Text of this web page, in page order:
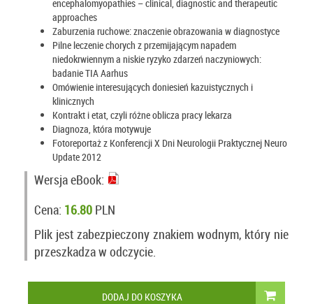
encephalomyopathies – clinical, diagnostic and therapeutic
approaches
Zaburzenia ruchowe: znaczenie obrazowania w diagnostyce
Pilne leczenie chorych z przemijającym napadem
niedokrwiennym a niskie ryzyko zdarzeń naczyniowych:
badanie TIA Aarhus
Omówienie interesujących doniesień kazuistycznych i
klinicznych
Kontrakt i etat, czyli różne oblicza pracy lekarza
Diagnoza, która motywuje
Fotoreportaż z Konferencji X Dni Neurologii Praktycznej Neuro
Update 2012
Wersja eBook:
Cena: 16.80 PLN
Plik jest zabezpieczony znakiem wodnym, który nie
przeszkadza w odczycie.
DODAJ DO KOSZYKA